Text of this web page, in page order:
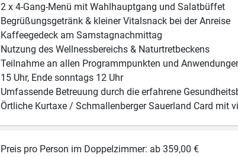
2 x 4-Gang-Menü mit Wahlhauptgang und Salatbüffet
Begrüßungsgetränk & kleiner Vitalsnack bei der Anreise
Kaffeegedeck am Samstagnachmittag
Nutzung des Wellnessbereichs & Naturtretbeckens
Teilnahme an allen Programmpunkten und
15 Uhr, Ende sonntags 12 Uhr
Umfassende Betreuung durch die erfahrene
Örtliche Kurtaxe / Schmallenberger Sauerland Card mit
Preis pro Person im Doppelzimmer: ab 359,00 €